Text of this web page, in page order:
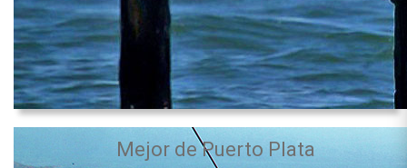
Mejor de Puerto Plata